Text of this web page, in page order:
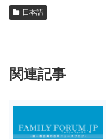
日本語
関連記事